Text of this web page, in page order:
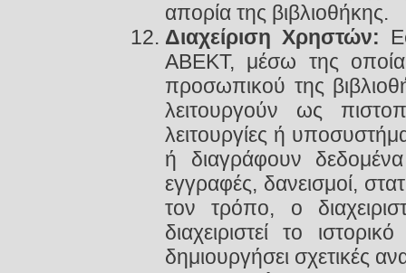
απορία της βιβλιοθήκης.
Διαχείριση Χρηστών:
ΑΒΕΚΤ, μέσω της
προσωπικού της
λειτουργούν ως
λειτουργίες ή
ή διαγράφουν
εγγραφές, δανεισμοί,
τον τρόπο, ο
διαχειριστεί το
δημιουργήσει σχετικές